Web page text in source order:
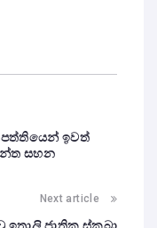
ඉවත්
සහන
Next article